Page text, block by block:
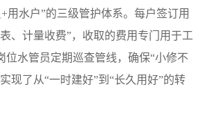
用水户”的三级管护体系。每户签订用
、计量收费”，收取的费用专门用于工
位水管员定期巡查管线，确保“小修不
现了从“一时建好”到“长久用好”的转